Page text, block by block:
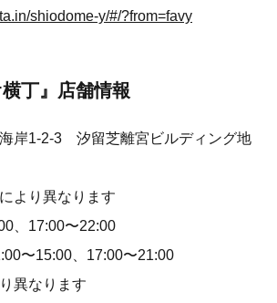
shiodome-y/#/?from=favy
丁』店舗情報
岸1-2-3 汐留芝離宮ビルディング地
より異なります
、17:00〜22:00
〜15:00、17:00〜21:00
異なります